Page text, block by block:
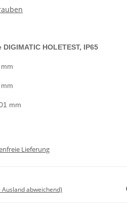
HOLETEST, IP65
mm
Lieferung
Ausland abweichend)